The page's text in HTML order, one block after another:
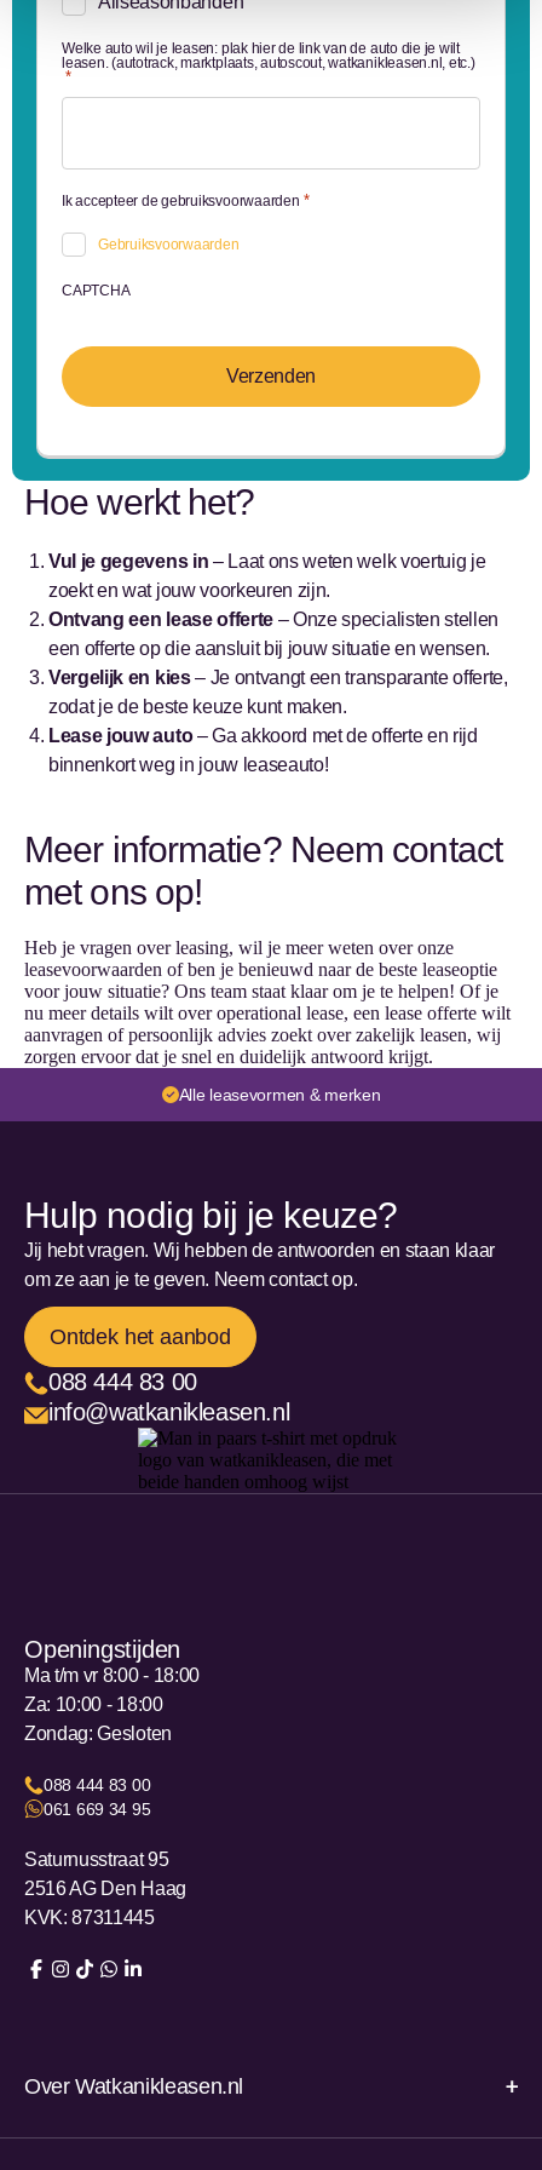
Welke auto wil je leasen: plak hier de link van de auto die je wilt
leasen. (autotrack, marktplaats, autoscout, watkanikleasen.nl, etc.)
*
Ik accepteer de gebruiksvoorwaarden *
Gebruiksvoorwaarden
CAPTCHA
Hoe werkt het?
Vul je gegevens in – Laat ons weten welk voertuig je
zoekt en wat jouw voorkeuren zijn.
Ontvang een lease offerte – Onze specialisten stellen
een offerte op die aansluit bij jouw situatie en wensen.
Vergelijk en kies– Je ontvangt een transparante offerte,
zodat je de beste keuze kunt maken.
Lease jouw auto– Ga akkoord met de offerte en rijd
binnenkort weg in jouw leaseauto!
Meer informatie? Neem contact
met ons op!
Heb je vragen over leasing, wil je meer weten over onze
leasevoorwaarden of ben je benieuwd naar de beste leaseoptie
voor jouw situatie? Ons team staat klaar om je te helpen! Of je
nu meer details wilt over operational lease, een lease offerte wilt
aanvragen of persoonlijk advies zoekt over zakelijk leasen, wij
zorgen ervoor dat je snel en duidelijk antwoord krijgt.
Alle leasevormen & merken
Hulp nodig bij je keuze?
Jij hebt vragen. Wij hebben de antwoorden en staan klaar
om ze aan je te geven. Neem contact op.
Ontdek het aanbod
088 444 83 00
info@watkanikleasen.nl
Openingstijden
Ma t/m vr 8:00 - 18:00
Za: 10:00 - 18:00
Zondag: Gesloten
088 444 83 00
061 669 34 95
Saturnusstraat 95
2516 AG Den Haag
KVK: 87311445
Over Watkanikleasen.nl